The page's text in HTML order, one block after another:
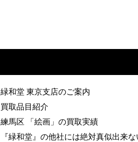
緑和堂 東京支店のご案内
買取品目紹介
練馬区 「絵画」の買取実績
『緑和堂』の他社には絶対真似出来